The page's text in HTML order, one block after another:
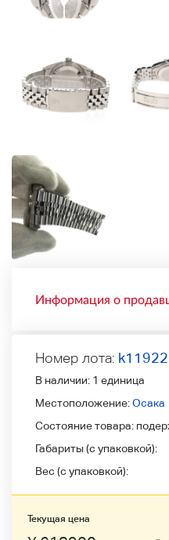
Информация о
Номер лота:
В наличии: 1 единица
Местоположение:Осака
Состояние товара:
Габариты (с упаковкой):
Вес (с упаковкой):
Текущая цена